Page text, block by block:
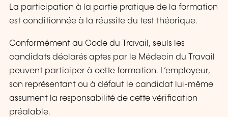
La participation à la partie pratique de la formation
est conditionnée à la réussite du test théorique.
Conformément au Code du Travail, seuls les
candidats déclarés aptes par le Médecin du Travail
peuvent participer à cette formation. L’employeur,
son représentant ou à défaut le candidat lui-même
assument la responsabilité de cette vérification
préalable.